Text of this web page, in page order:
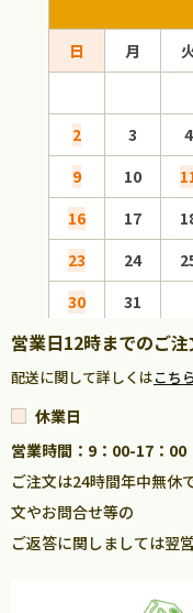
日 月
2
3 4
9
10
16
17
23
24
30
31
営業日12時までのご
配送に関して詳しくはこち
休業日
営業時間：9：00-17：00
ご注文は24時間年中無休
文やお問合せ等の
ご返答に関しましては翌